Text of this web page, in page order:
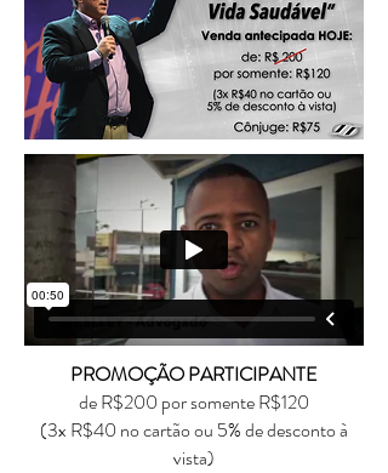
PROMOÇÃO PARTICIPANTE
de R$200 por somente R$120
(3x R$40 no cartão ou 5% de desconto à
vista)